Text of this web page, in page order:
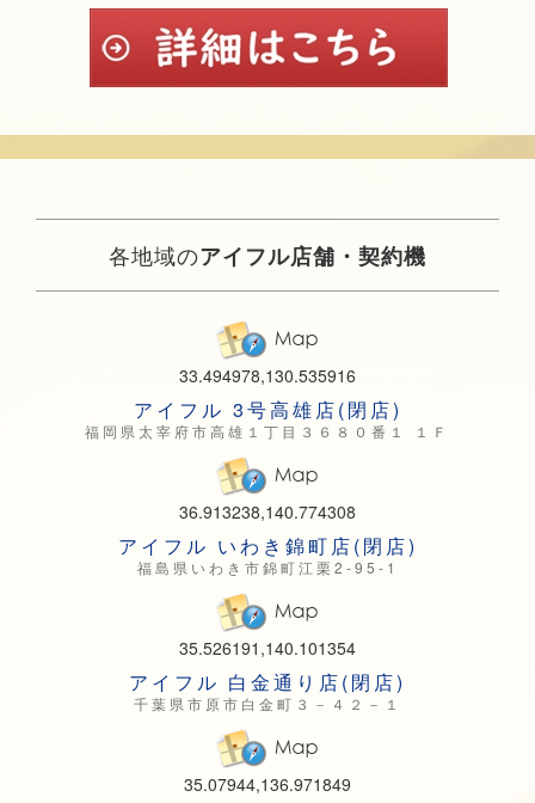
各地域のアイフル店舗・契約機
33.494978,130.535916
アイフル 3号高雄店(閉店)
福岡県太宰府市高雄１丁目３６８０番１ １Ｆ
36.913238,140.774308
アイフル いわき錦町店(閉店)
福島県いわき市錦町江栗2-95-1
35.526191,140.101354
アイフル 白金通り店(閉店)
千葉県市原市白金町３－４２－１
35.07944,136.971849